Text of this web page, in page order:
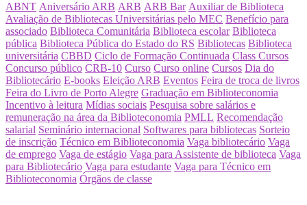
ABNT Aniversário ARB ARB ARB Bar Auxiliar de Biblioteca
Avaliação de Bibliotecas Universitárias pelo MEC Benefício para
associado Biblioteca Comunitária Biblioteca escolar Biblioteca
pública Biblioteca Pública do Estado do RS Bibliotecas Biblioteca
universitária CBBD Ciclo de Formação Continuada Class Cursos
Concurso público CRB-10 Curso Curso online Cursos Dia do
Bibliotecário E-books Eleição ARB Eventos Feira de troca de livros
Feira do Livro de Porto Alegre Graduação em Biblioteconomia
Incentivo à leitura Mídias sociais Pesquisa sobre salários e
remuneração na área da Biblioteconomia PMLL Recomendação
salarial Seminário internacional Softwares para bibliotecas Sorteio
de inscrição Técnico em Biblioteconomia Vaga bibliotecário Vaga
de emprego Vaga de estágio Vaga para Assistente de biblioteca Vaga
para Bibliotecário Vaga para estudante Vaga para Técnico em
Biblioteconomia Órgãos de classe